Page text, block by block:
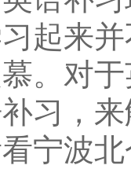
起来
。对
习，
宁波